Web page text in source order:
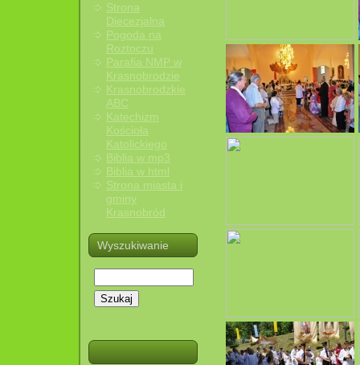
Strona
Diecezjalna
Pogoda na
Roztoczu
Parafia NMP w
Krasnobrodzie
Krasnobrodzkie
ABC
Katechizm
Kościoła
Katolickiego
Biblia w mp3
Biblia w html
Strona miasta i
gminy
Krasnobród
Wyszukiwanie
Szukaj